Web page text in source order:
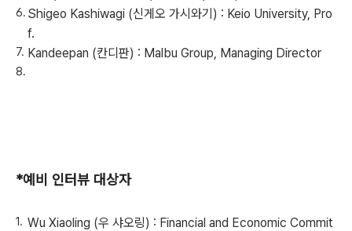
Shigeo Kashiwagi (신게오 가시와기) : Keio University, Pro
f.
Kandeepan (칸디판) : Malbu Group, Managing Director
*예비 인터뷰 대상자
Wu Xiaoling (우 샤오링) : Financial and Economic Commit